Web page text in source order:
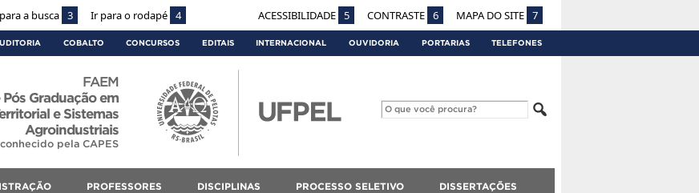
a busca 3 Ir para o rodapé 4 ACESSIBILIDADE 5 CONTRASTE 6 MAPA DO SITE 7
COBALTO CONCURSOS EDITAIS INTERNACIONAL OUVIDORIA PORTARIAS TELEFONES
FAEM
Pós Graduação em
e Sistemas
Agroindustriais
pela CAPES
PROFESSORES DISCIPLINAS PROCESSO SELETIVO DISSERTAÇÕES